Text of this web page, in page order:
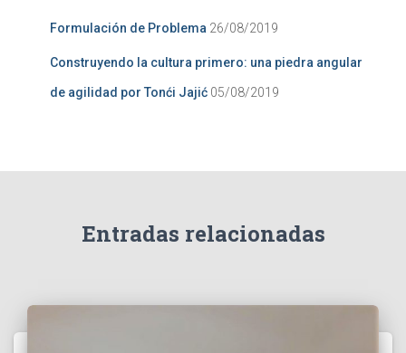
Formulación de Problema 26/08/2019
Construyendo la cultura primero: una piedra angular
de agilidad por Tonći Jajić 05/08/2019
Entradas relacionadas